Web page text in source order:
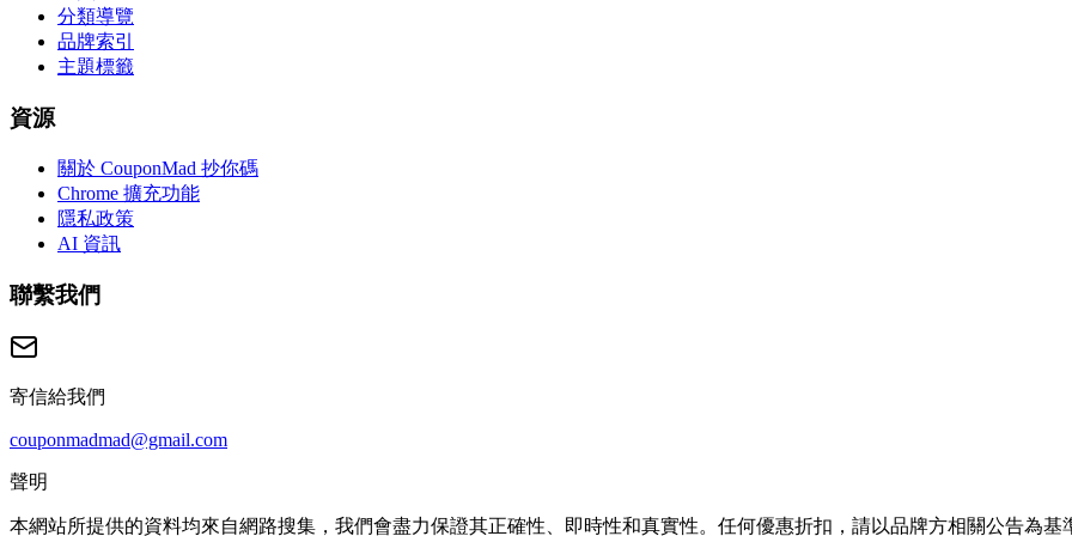
分類導覽
品牌索引
主題標籤
資源
關於 CouponMad 抄你碼
Chrome 擴充功能
隱私政策
AI 資訊
聯繫我們
寄信給我們
couponmadmad@gmail.com
聲明
本網站所提供的資料均來自網路搜集，我們會盡力保證其正確性、即時性和真實性。任何優惠折扣，請以品牌方相關公告為基